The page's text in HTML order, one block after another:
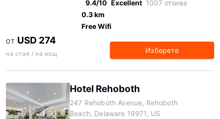
9.4/10 Excellent 1007 отзива
0.3 km
Free Wifi
ОТ USD 274
на стая / на нощ Изберете
Hotel Rehoboth
247 Rehoboth Avenue, Rehoboth
Beach, Delaware 19971, US